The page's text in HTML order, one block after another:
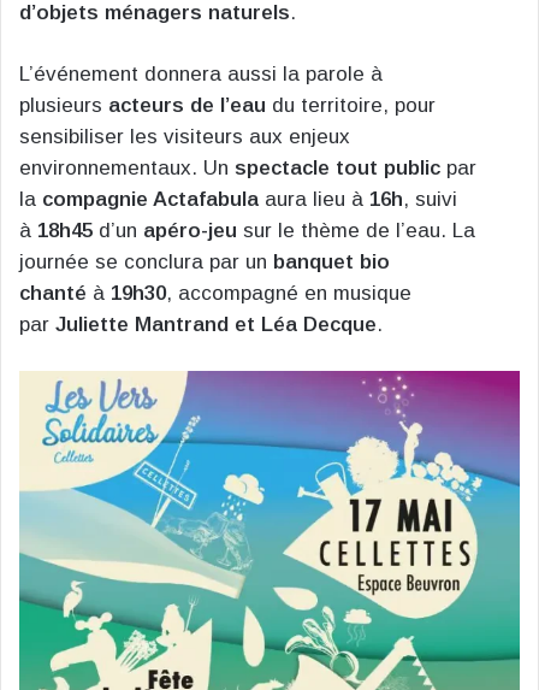
d’objets ménagers naturels.
L’événement donnera aussi la parole à
plusieurs acteurs de l’eau du territoire, pour
sensibiliser les visiteurs aux enjeux
environnementaux. Un spectacle tout public par
la compagnie Actafabula aura lieu à 16h, suivi
à 18h45 d’un apéro-jeu sur le thème de l’eau. La
journée se conclura par un banquet bio
chanté à 19h30, accompagné en musique
par Juliette Mantrand et Léa Decque.